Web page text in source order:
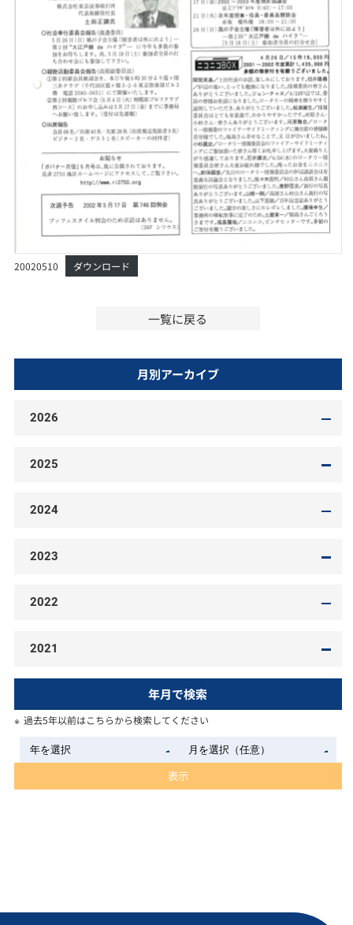
20020510 ダウンロード
一覧に戻る
月別アーカイブ
2026
2025
2024
2023
2022
2021
年月で検索
過去5年以前はこちらから検索してください
表示